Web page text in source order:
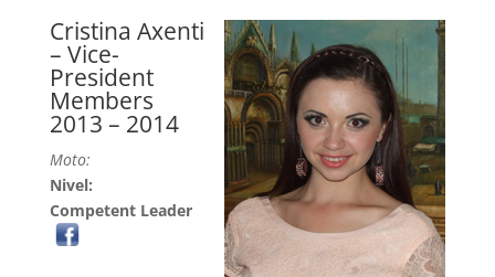
Cristina Axenti
– Vice-
President
Members
2013 – 2014
Moto:
Nivel:
Competent Leader